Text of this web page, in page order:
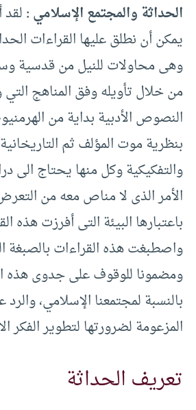
الحداثة والمجتمع الإسلامي :
يمكن أن نطلق عليها القراءات
وهى محاولات للنيل من قدسية
من خلال تأويله وفق المناهج
النصوص الأدبية بداية من
بنظرية موت المؤلف ثم
الأمر الذى لا مناص معه من
باعتبارها البيئة التى أفرزت هذه
واصطبغت هذه القراءات بالصبغة
ومضمونا للوقوف على جدوى هذه
بالنسبة لمجتمعنا الإسلامي، والرد
المزعومة لضرورتها لتطوير الفكر
تعريف الحداثة